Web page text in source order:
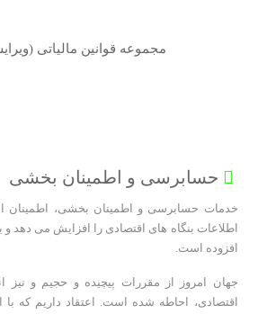
مجموعه قوانین مالیاتی
حسابرسی و اطمینان بخشی
خدمات حسابرسی و اطمینان بخشی، اطمینان
اطلاعات بنگاه های اقتصادی را افزایش می دهد
افزوده است.
جهان امروز از مقررات پیچیده و حجیم و نیز
اقتصادی، احاطه شده است. اعتقاد داریم که